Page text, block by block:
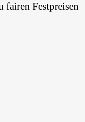
fairen Festpreisen